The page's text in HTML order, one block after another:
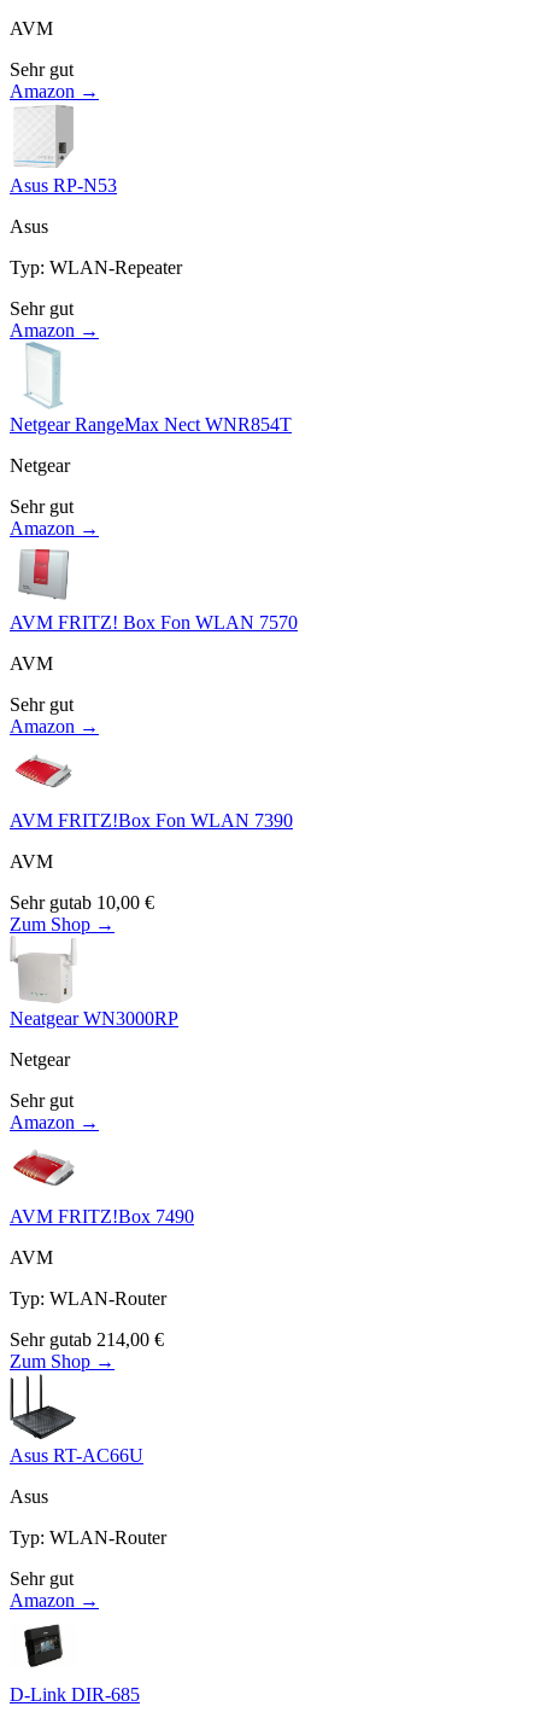
AVM
Sehr gut
Amazon →
Asus RP-N53
Asus
Typ: WLAN-Repeater
Sehr gut
Amazon →
Netgear RangeMax Nect WNR854T
Netgear
Sehr gut
Amazon →
AVM FRITZ! Box Fon WLAN 7570
AVM
Sehr gut
Amazon →
AVM FRITZ!Box Fon WLAN 7390
AVM
Sehr gutab 10,00 €
Zum Shop →
Neatgear WN3000RP
Netgear
Sehr gut
Amazon →
AVM FRITZ!Box 7490
AVM
Typ: WLAN-Router
Sehr gutab 214,00 €
Zum Shop →
Asus RT-AC66U
Asus
Typ: WLAN-Router
Sehr gut
Amazon →
D-Link DIR-685